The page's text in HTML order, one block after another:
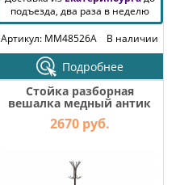
подъезда, два раза в неделю
Артикул: MM48526A
В наличии
Подробнее
Стойка разборная
вешалка медный антик
2670 руб.